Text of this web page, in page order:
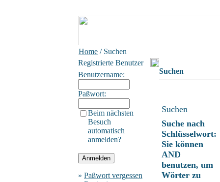
Home / Suchen
Registrierte Benutzer
Benutzername:
Paßwort:
Beim nächsten
Besuch
automatisch
anmelden?
» Paßwort vergessen
Suchen
Suchen
Suche nach
Schlüsselwort:
Sie können
AND
benutzen, um
Wörter zu